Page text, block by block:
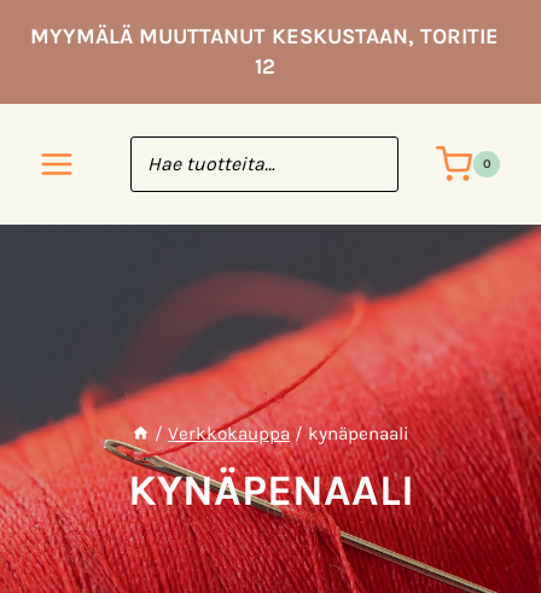
sisältöön
MYYMÄLÄ MUUTTANUT KESKUSTAAN, TORITIE
12
0
/ Verkkokauppa / kynäpenaali
KYNÄPENAALI